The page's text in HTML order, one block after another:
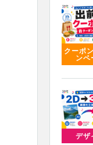
クーポ
ンペ
デザ